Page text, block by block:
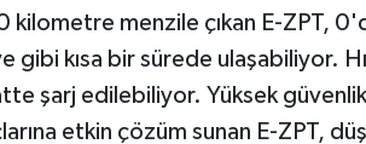
menzile çıkan E-ZPT,
gibi kısa bir sürede ulaşabiliyor.
şarj edilebiliyor. Yüksek
etkin çözüm sunan E-ZPT,